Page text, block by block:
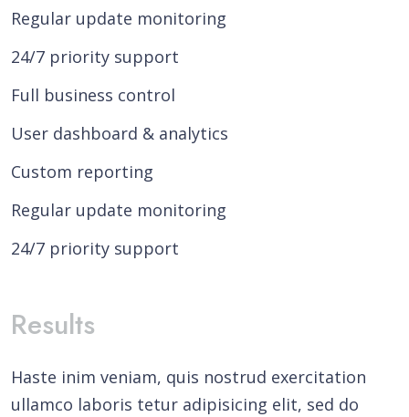
Regular update monitoring
24/7 priority support
Full business control
User dashboard & analytics
Custom reporting
Regular update monitoring
24/7 priority support
Results
Haste inim veniam, quis nostrud exercitation
ullamco laboris tetur adipisicing elit, sed do